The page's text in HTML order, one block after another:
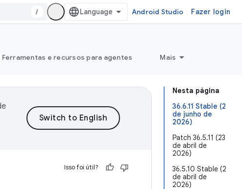
/ Android Studio Fazer login
Ferramentas e recursos para agentes Mais
Nesta página
36.6.11 Stable (2
de junho de
2026)
Patch 36.5.11 (23
de abril de
2026)
36.5.10 Stable (2
de abril de
2026)
Isso foi útil?